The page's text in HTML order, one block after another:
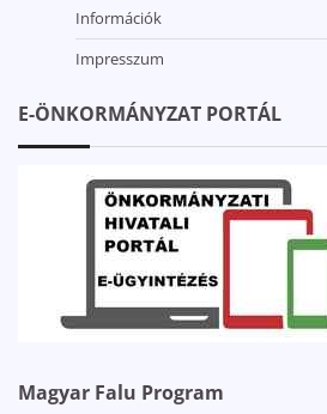
Információk
Impresszum
E-ÖNKORMÁNYZAT PORTÁL
Magyar Falu Program